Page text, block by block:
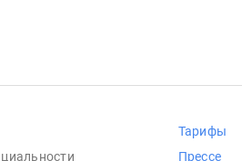
Тарифы
Прессе